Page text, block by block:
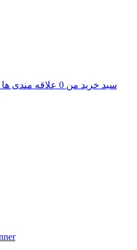
سبد خرید من 0 علاقه مندی ها